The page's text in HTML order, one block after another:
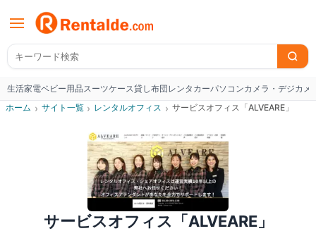
生活家電ベビー用品スーツケース貸し布団レンタカーパソコンカメラ・デジカメ
ホーム › サイト一覧 › レンタルオフィス › サービスオフィス「ALVEARE」
サービスオフィス「ALVEARE」